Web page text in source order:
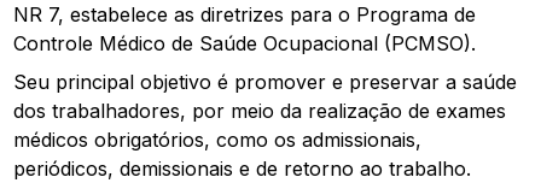
NR 7, estabelece as diretrizes para o Programa de
Controle Médico de Saúde Ocupacional (PCMSO).
Seu principal objetivo é promover e preservar a saúde
dos trabalhadores, por meio da realização de exames
médicos obrigatórios, como os admissionais,
periódicos, demissionais e de retorno ao trabalho.